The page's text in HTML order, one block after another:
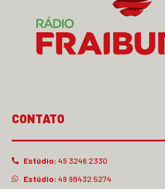
CONTATO
Estúdio: 49 3246.2330
Estúdio: 49 98432.5274